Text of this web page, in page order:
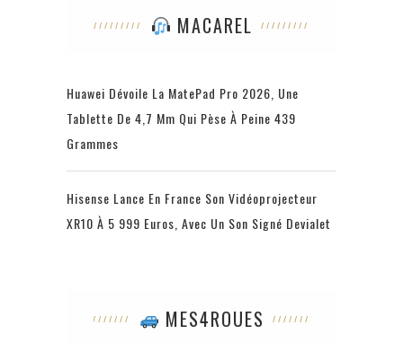
MACAREL
Huawei Dévoile La MatePad Pro 2026, Une
Tablette De 4,7 Mm Qui Pèse À Peine 439
Grammes
Hisense Lance En France Son Vidéoprojecteur
XR10 À 5 999 Euros, Avec Un Son Signé Devialet
MES4ROUES